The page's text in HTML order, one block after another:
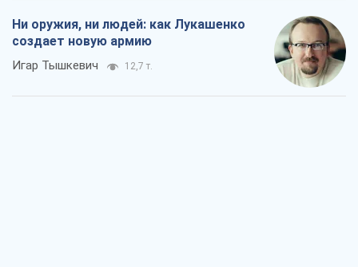
Ни оружия, ни людей: как Лукашенко
создает новую армию
Игар Тышкевич 12,7 т.